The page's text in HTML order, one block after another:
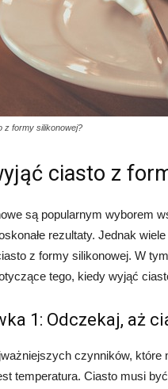
z formy silikonowej?
ciasto z
są popularnym wyborem
rezultaty. Jednak
z formy silikonowej. W
tego, kiedy wyjąć
1: Odczekaj, aż
czynników,
temperatura. Ciasto musi